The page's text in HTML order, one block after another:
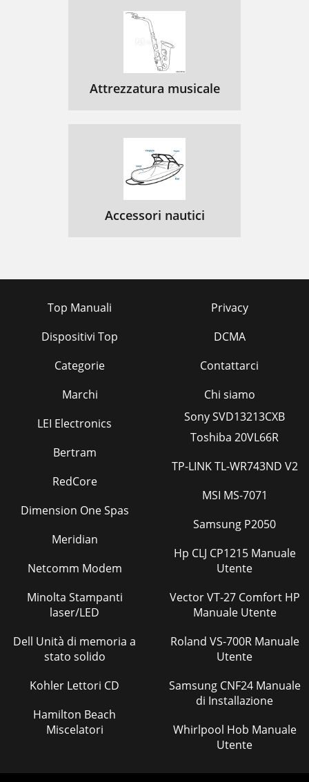
Attrezzatura musicale
Accessori nautici
Top Manuali
Dispositivi Top
Categorie
Marchi
Privacy
DCMA
Contattarci
Chi siamo
LEI Electronics
Bertram
RedCore
Dimension One Spas
Meridian
Netcomm Modem
Minolta Stampanti
laser/LED
Dell Unità di memoria a
stato solido
Kohler Lettori CD
Hamilton Beach
Miscelatori
Sony SVD13213CXB
Toshiba 20VL66R
TP-LINK TL-WR743ND V2
MSI MS-7071
Samsung P2050
Hp CLJ CP1215 Manuale
Utente
Vector VT-27 Comfort HP
Manuale Utente
Roland VS-700R Manuale
Utente
Samsung CNF24 Manuale
di Installazione
Whirlpool Hob Manuale
Utente